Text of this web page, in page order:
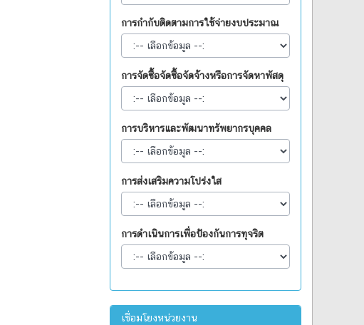
การกำกับติดตามการใช้จ่ายงบประมาณ
การจัดซื้อจัดซื้อจัดจ้างหรือการจัดหาพัสดุ
การบริหารและพัฒนาทรัพยากรบุคคล
การส่งเสริมความโปร่งใส
การดำเนินการเพื่อป้องกันการทุจริต
เชื่อมโยงหน่วยงาน